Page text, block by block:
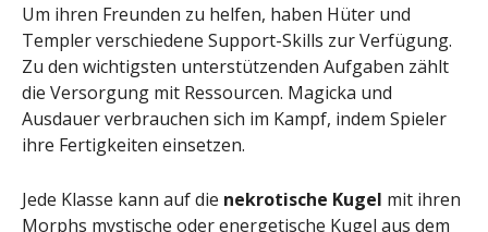
Um ihren Freunden zu helfen, haben Hüter und
Templer verschiedene Support-Skills zur Verfügung.
Zu den wichtigsten unterstützenden Aufgaben zählt
die Versorgung mit Ressourcen. Magicka und
Ausdauer verbrauchen sich im Kampf, indem Spieler
ihre Fertigkeiten einsetzen.
Jede Klasse kann auf die nekrotische Kugel mit ihren
Morphs mystische oder energetische Kugel aus dem